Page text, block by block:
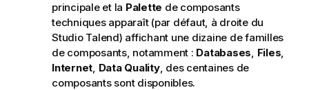
principale et la Palette de composants
techniques apparaît (par défaut, à droite du
Studio Talend) affichant une dizaine de familles
de composants, notamment : Databases Files
Internet Data Quality, des centaines de
composants sont disponibles.